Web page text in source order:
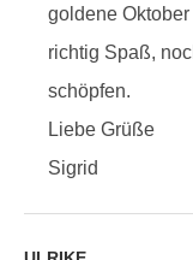
goldene
richtig Spaß,
schöpfen.
Liebe Grüße
Sigrid